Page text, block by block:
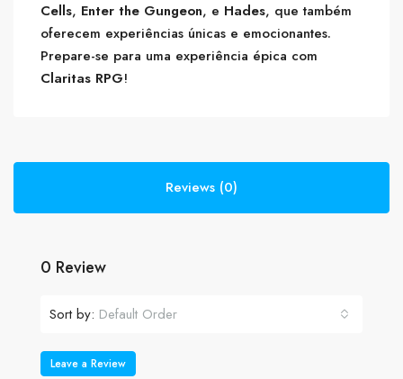
Cells, Enter the Gungeon, e Hades, que também
oferecem experiências únicas e emocionantes.
Prepare-se para uma experiência épica com
Claritas RPG!
Reviews (0)
0 Review
Sort by: Default Order
Leave a Review